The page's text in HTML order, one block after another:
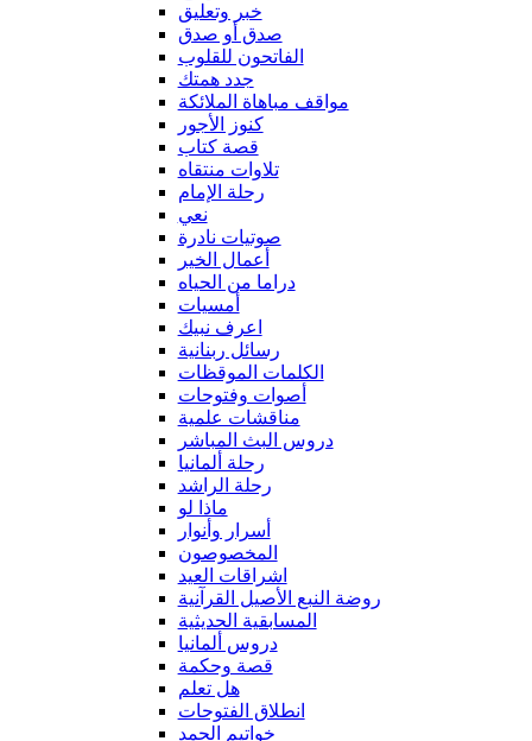
خبر وتعليق
صدق أو صدق
الفاتحون للقلوب
جدد همتك
مواقف مباهاة الملائكة
كنوز الأجور
قصة كتاب
تلاوات منتقاه
رحلة الإمام
نعي
صوتيات نادرة
أعمال الخير
دراما من الحياه
أمسيات
اعرف نبيك
رسائل ربنانية
الكلمات الموقظات
أصوات وفتوحات
مناقشات علمية
دروس البث المباشر
رحلة ألمانيا
رحلة الراشد
ماذا لو
أسرار وأنوار
المخصوصون
اشراقات العيد
روضة النبع الأصيل القرآنية
المسابقية الحديثية
دروس ألمانيا
قصة وحكمة
هل تعلم
انطلاق الفتوحات
خواتيم الحمد